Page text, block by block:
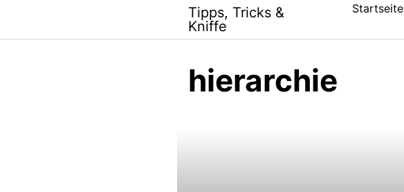
content
Tipps, Tricks &
Kniffe
Startseite
hierarchie